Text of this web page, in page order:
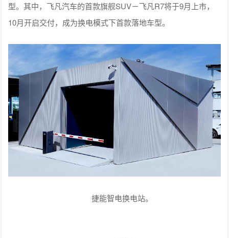
型。其中，飞凡汽车的首款旗舰SUV－飞凡R7将于9月上市，
10月开启交付，成为换电模式下首款落地车型。
捷能智电换电站。